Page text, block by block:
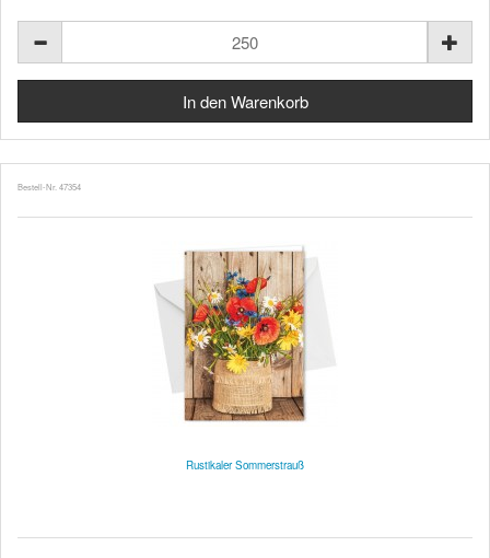
Bestell-Nr. 47354
Rustikaler Sommerstrauß